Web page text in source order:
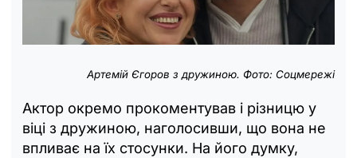
Артемій Єгоров з дружиною. Фото: Соцмережі
Актор окремо прокоментував і різницю у
віці з дружиною, наголосивши, що вона не
впливає на їх стосунки. На його думку,